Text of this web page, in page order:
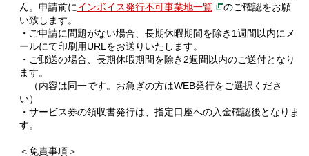
ん。申請前にインボイス発行不可事業地一覧
のご確認をお願
い致します。
・ご申請に問題がない場合、長期休暇期間を除き1週間以内にメ
ールにて印刷用URLをお送りいたします。
・ご郵送の場合、長期休暇期間を除き2週間以内のご送付となり
ます。
（内容は同一です。お急ぎの方はWEB発行をご選択くださ
い）
・サービス券の領収書発行は、指定口座への入金確認後となりま
す。
＜免責事項＞